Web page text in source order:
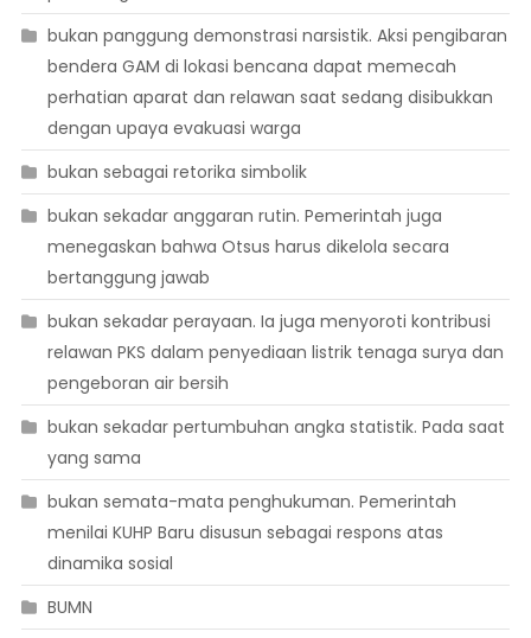
bukan panggung demonstrasi narsistik. Aksi pengibaran
bendera GAM di lokasi bencana dapat memecah
perhatian aparat dan relawan saat sedang disibukkan
dengan upaya evakuasi warga
bukan sebagai retorika simbolik
bukan sekadar anggaran rutin. Pemerintah juga
menegaskan bahwa Otsus harus dikelola secara
bertanggung jawab
bukan sekadar perayaan. Ia juga menyoroti kontribusi
relawan PKS dalam penyediaan listrik tenaga surya dan
pengeboran air bersih
bukan sekadar pertumbuhan angka statistik. Pada saat
yang sama
bukan semata-mata penghukuman. Pemerintah
menilai KUHP Baru disusun sebagai respons atas
dinamika sosial
BUMN